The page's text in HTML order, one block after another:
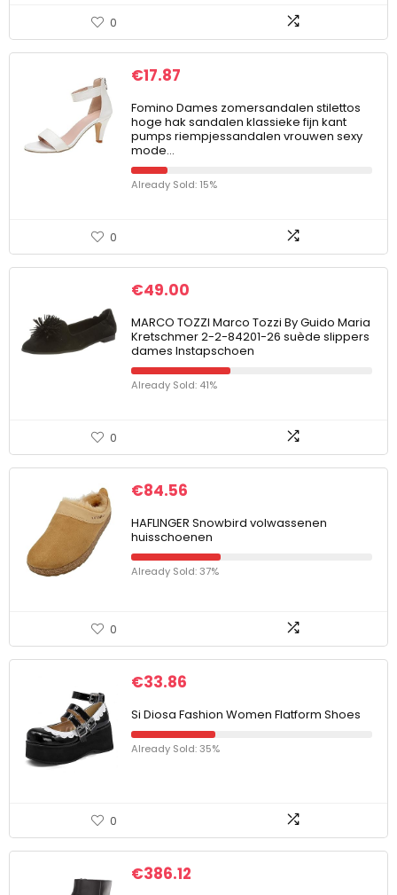
0
€17.87
Fomino Dames zomersandalen stilettos
hoge hak sandalen klassieke fijn kant
pumps riempjessandalen vrouwen sexy
mode…
Already Sold: 15%
0
€49.00
MARCO TOZZI Marco Tozzi By Guido Maria
Kretschmer 2-2-84201-26 suède slippers
dames Instapschoen
Already Sold: 41%
0
€84.56
HAFLINGER Snowbird volwassenen
huisschoenen
Already Sold: 37%
0
€33.86
Si Diosa Fashion Women Flatform Shoes
Already Sold: 35%
0
€386.12